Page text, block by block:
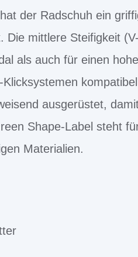
der Radschuh ein
Die mittlere Steifigkeit
als auch für einen
ausgerüstet,
Shape-Label steht
Materialien.